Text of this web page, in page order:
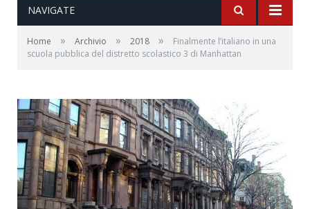
NAVIGATE
Home » Archivio » 2018 »
Finalmente l’italiano in una
scuola pubblica del distretto scolastico 3 di Manhattan